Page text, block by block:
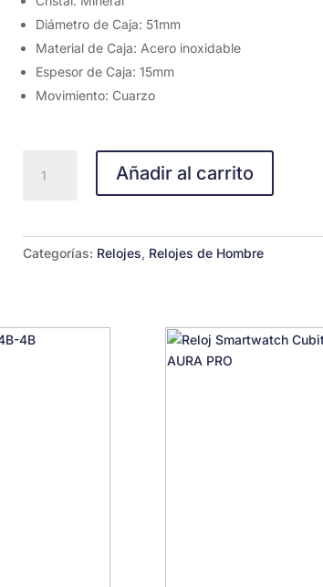
Diámetro de Caja: 51mm
Material de Caja: Acero inoxidable
Espesor de Caja: 15mm
Movimiento: Cuarzo
Diesel
Añadir al carrito
Categorías: Relojes, Relojes de Hombre